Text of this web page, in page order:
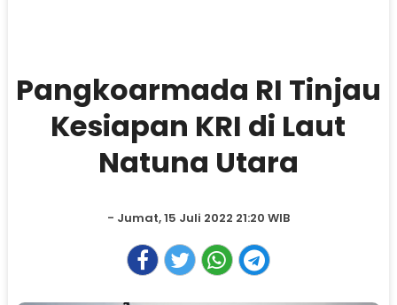
Pangkoarmada RI Tinjau
Kesiapan KRI di Laut
Natuna Utara
- Jumat, 15 Juli 2022 21:20 WIB